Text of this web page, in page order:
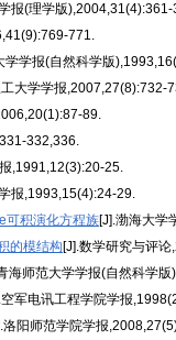
报(理学版),2004,31(4):361-
771.
学学报(自然科学版
工大学学报,2007,27(8):732-
89.
332,336.
,1991,12(3):20-25.
报,1993,15(4):24-29.
可积演化方程族[J].渤海大学
的模结构[J].数学研究与评
海师范大学学报(自然科学
空军电讯工程学院学报
洛阳师范学院学报